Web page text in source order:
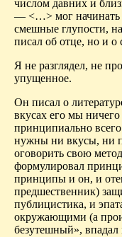
числом давних и
— <…> мог начинать
смешные глупости,
писал об отце, но и о
Я не разглядел, не
упущенное.
Он писал о
вкусах его мы
принципиально
нужны ни вкусы, ни
оговорить свою
формулировал
принципы и он, и
предшественник)
публицистика, и
окружающими (а
безутешный», впадал